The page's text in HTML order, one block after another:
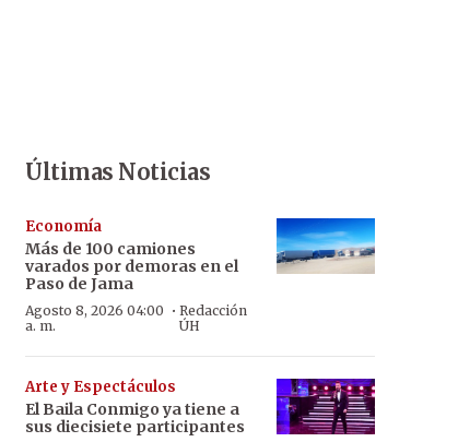
Últimas Noticias
Economía
Más de 100 camiones
varados por demoras en el
Paso de Jama
Agosto 8, 2026 04:00
a. m.
· Redacción
ÚH
Arte y Espectáculos
El Baila Conmigo ya tiene a
sus diecisiete participantes